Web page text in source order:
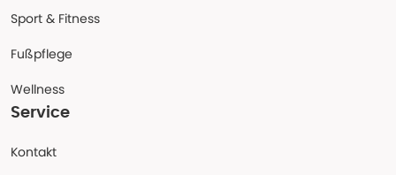
Sport & Fitness
Fußpflege
Wellness
Service
Kontakt